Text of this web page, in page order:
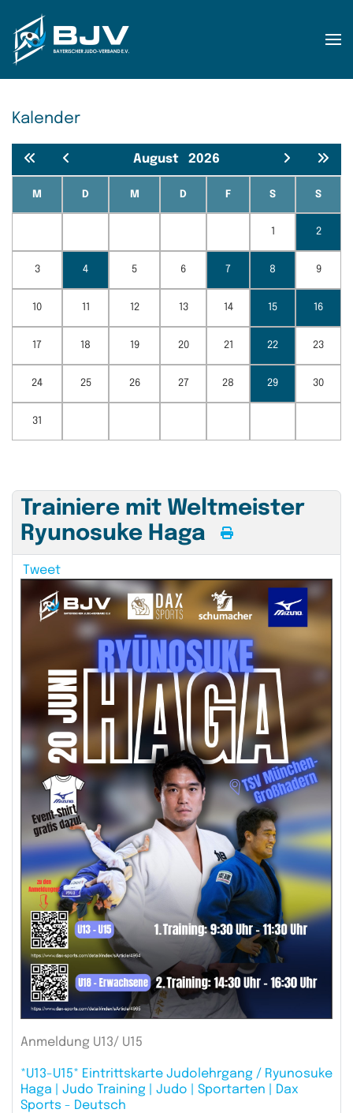
Zum Hauptinhalt springen
Kalender
August 2026
M D M D F S S
1 2
3 4 5 6 7 8 9
10 11 12 13 14 15 16
17 18 19 20 21 22 23
24 25 26 27 28 29 30
31
Trainiere mit Weltmeister
Ryunosuke Haga
Tweet
Anmeldung U13/ U15
*U13-U15* Eintrittskarte Judolehrgang / Ryunosuke
Haga | Judo Training | Judo | Sportarten | Dax
Sports - Deutsch